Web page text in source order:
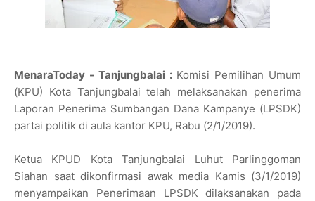
MenaraToday - Tanjungbalai : Komisi Pemilihan Umum
(KPU) Kota Tanjungbalai telah melaksanakan penerima
Laporan Penerima Sumbangan Dana Kampanye (LPSDK)
partai politik di aula kantor KPU, Rabu (2/1/2019).
Ketua KPUD Kota Tanjungbalai Luhut Parlinggoman
Siahan saat dikonfirmasi awak media Kamis (3/1/2019)
menyampaikan Penerimaan LPSDK dilaksanakan pada